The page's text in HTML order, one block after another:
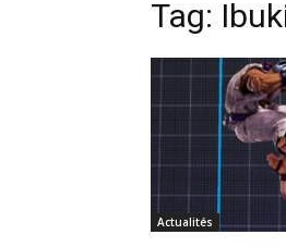
Tag:
Actualités